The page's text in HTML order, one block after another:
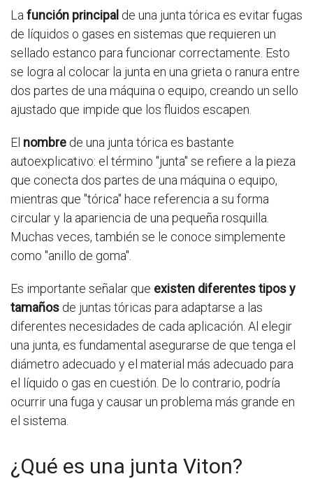
La función principal de una junta tórica es evitar fugas
de líquidos o gases en sistemas que requieren un
sellado estanco para funcionar correctamente. Esto
se logra al colocar la junta en una grieta o ranura entre
dos partes de una máquina o equipo, creando un sello
ajustado que impide que los fluidos escapen.
El nombre de una junta tórica es bastante
autoexplicativo: el término "junta" se refiere a la pieza
que conecta dos partes de una máquina o equipo,
mientras que "tórica" hace referencia a su forma
circular y la apariencia de una pequeña rosquilla.
Muchas veces, también se le conoce simplemente
como "anillo de goma".
Es importante señalar que existen diferentes tipos y
tamaños de juntas tóricas para adaptarse a las
diferentes necesidades de cada aplicación. Al elegir
una junta, es fundamental asegurarse de que tenga el
diámetro adecuado y el material más adecuado para
el líquido o gas en cuestión. De lo contrario, podría
ocurrir una fuga y causar un problema más grande en
el sistema.
¿Qué es una junta Viton?